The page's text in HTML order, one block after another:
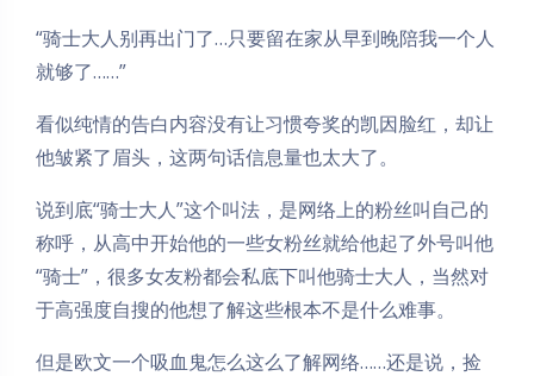
“骑士大人别再出门了…只要留在家从早到晚陪我一个人
就够了……”
看似纯情的告白内容没有让习惯夸奖的凯因脸红，却让
他皱紧了眉头，这两句话信息量也太大了。
说到底“骑士大人”这个叫法，是网络上的粉丝叫自己的
称呼，从高中开始他的一些女粉丝就给他起了外号叫他
“骑士”，很多女友粉都会私底下叫他骑士大人，当然对
于高强度自搜的他想了解这些根本不是什么难事。
但是欧文一个吸血鬼怎么这么了解网络……还是说，捡